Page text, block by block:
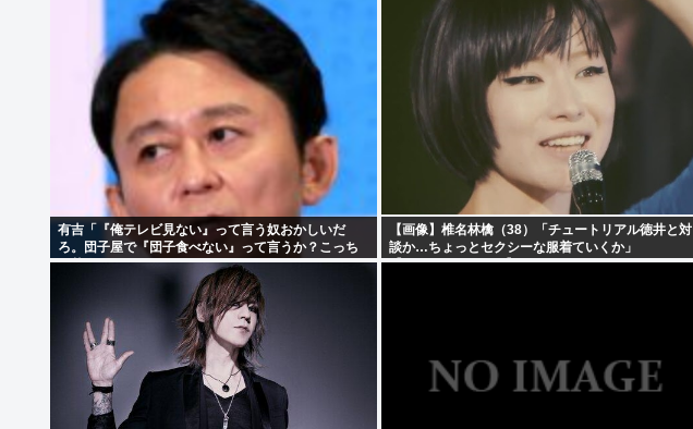
有吉「『俺テレビ見ない』って言う奴おかしいだ
ろ。団子屋で『団子食べない』って言うか？こっち
は芸人だぞ」
【画像】椎名林檎（38）「チュートリアル徳井と対
談か…ちょっとセクシーな服着ていくか」
【Pickup05154359】